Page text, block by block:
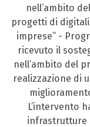
nell’ambito
progetti di
imprese” -
ricevuto il
nell’ambito del
realizzazione di
L’intervento
infrastrutture